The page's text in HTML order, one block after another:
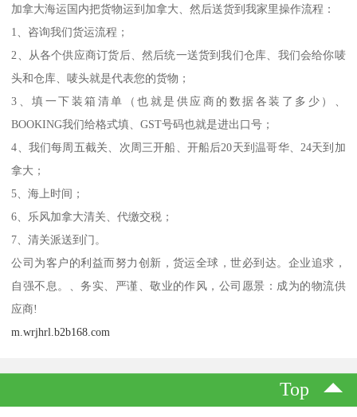
加拿大海运国内把货物运到加拿大、然后送货到我家里操作流程：
1、咨询我们货运流程；
2、从各个供应商订货后、然后统一送货到我们仓库、我们会给你唛
头和仓库、唛头就是代表您的货物；
3、填一下装箱清单（也就是供应商的数据各装了多少）、
BOOKING我们给格式填、GST号码也就是进出口号；
4、我们每周五截关、次周三开船、开船后20天到温哥华、24天到加
拿大；
5、海上时间；
6、乐风加拿大清关、代缴交税；
7、清关派送到门。
公司为客户的利益而努力创新，货运全球，世必到达。企业追求，
自强不息。、务实、严谨、敬业的作风，公司愿景：成为的物流供
应商!
m.wrjhrl.b2b168.com
Top